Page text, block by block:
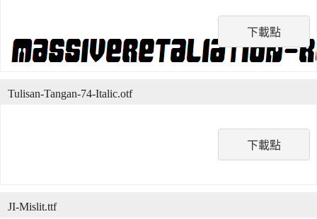
下載點
下載點
Tulisan-Tangan-74-Italic.otf
JI-Mislit.ttf